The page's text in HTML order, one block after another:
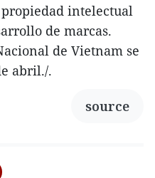
intelectual
de marcas.
de Vietnam se
abril./.
source